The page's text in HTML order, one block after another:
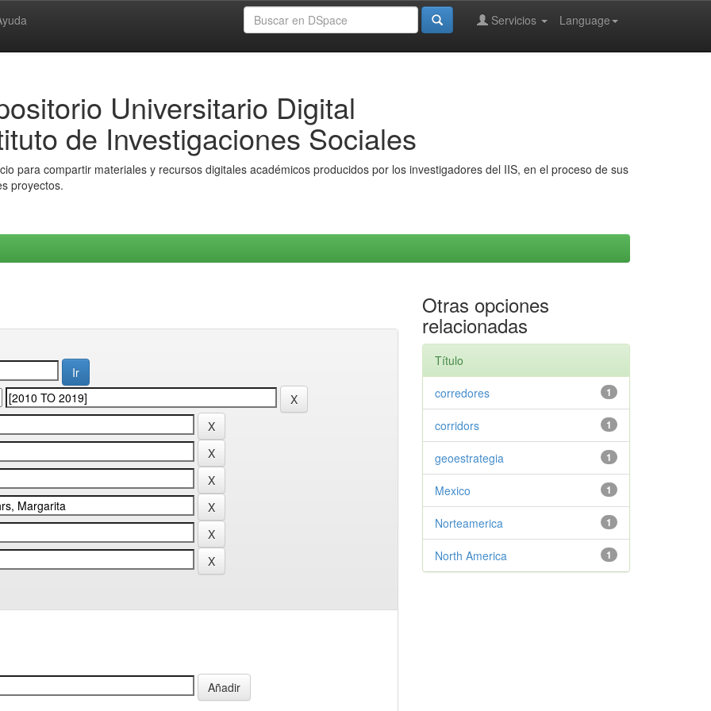
Language
Servicios
Universitario Digital
de Investigaciones Sociales
para compartir materiales y recursos digitales académicos producidos por los investigadores del IIS, en el proceso de sus
proyectos.
Otras opciones
relacionadas
Título
1
corredores
1
corridors
1
geoestrategia
1
Mexico
1
Norteamerica
1
North America